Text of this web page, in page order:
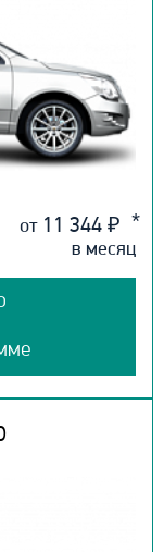
от 11 344 ₽
в месяц